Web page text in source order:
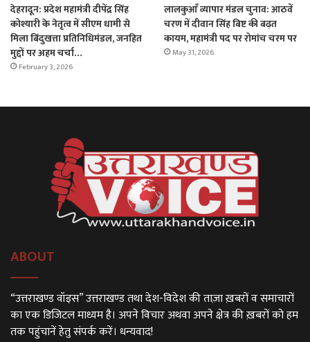
देहरादून: प्रदेश महामंत्री दीपेंद्र सिंह
कोश्यारी के नेतृत्व में सीएम धामी से
मिला बिंदुखत्ता प्रतिनिधिमंडल, जनहित
मुद्दों पर अहम चर्चा…
February 3, 2026
लालकुआँ व्यापार मंडल चुनाव: आठवें
चरण में दीवान सिंह बिष्ट की बढ़त
कायम, महामंत्री पद पर रोमांच चरम पर
May 31, 2026
ABOUT
“उत्तराखण्ड वॉइस” उत्तराखण्ड तथा देश-विदेश की ताज़ा ख़बरों व समाचारों
का एक डिजिटल माध्यम है। अपने विचार अथवा अपने क्षेत्र की ख़बरों को हम
तक पहुंचानें हेतु संपर्क करें। धन्यवाद!